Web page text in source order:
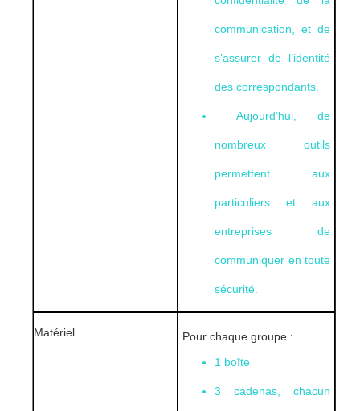
communication, et de
s’assurer de l’identité
des correspondants.
Aujourd’hui, de
nombreux outils
permettent aux
particuliers et aux
entreprises de
communiquer en toute
sécurité.
Matériel
Pour chaque groupe :
1 boîte
3 cadenas, chacun